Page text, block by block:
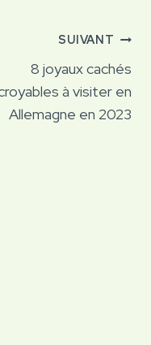
SUIVANT
8 joyaux cachés
à visiter en
Allemagne en 2023